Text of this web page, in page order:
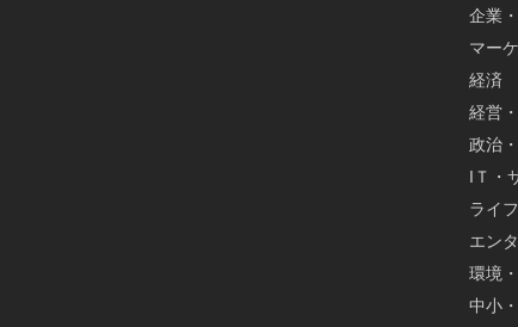
企業
マー
経済
経営
政治
IＴ・
ライフ
エン
環境
中小